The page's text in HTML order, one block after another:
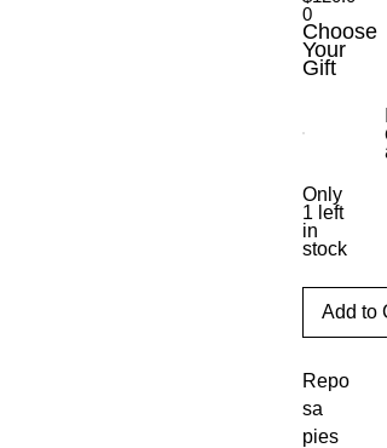
0
Choose
Your
Gift
Only
1 left
in
stock
Add to
Repo
sa
pies